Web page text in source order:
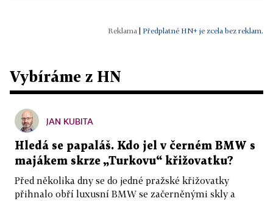
Předplatné HN+ je zcela bez reklam.
Vybíráme z HN
JAN KUBITA
Hledá se papaláš. Kdo jel v černém BMW s
majákem skrze „Turkovu“ křižovatku?
Před několika dny se do jedné pražské křižovatky
přihnalo obří luxusní BMW se začerněnými skly a